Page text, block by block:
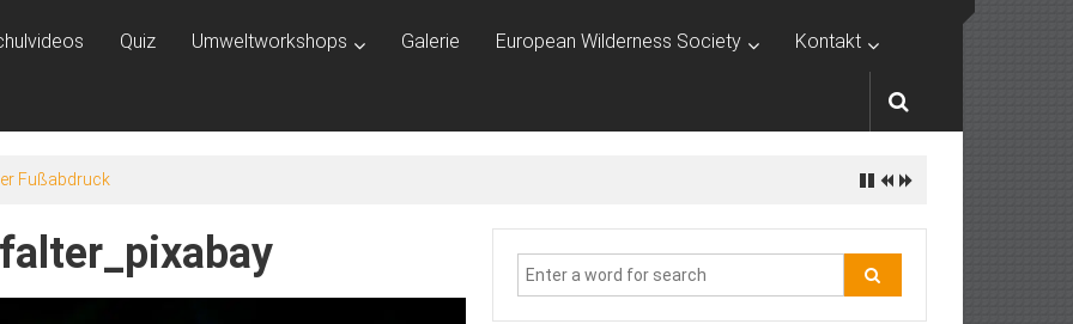
Quiz Umweltworkshops Galerie European Wilderness Society Kontakt
marmota)